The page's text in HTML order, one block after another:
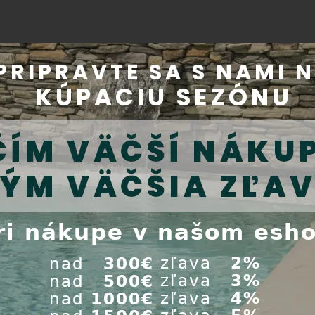
Fairland
230 ...
Invertorový vstavaný
protiprúd iGarden Fairland
Fix Jet, prietok 120 ...
EXTRA
ZĽAVA
Tepelné
Aquark
30+ s